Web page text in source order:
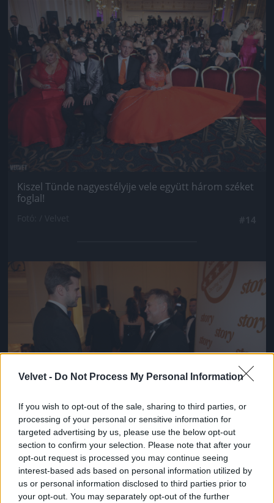
Velvet - Do Not Process My Personal Information
If you wish to opt-out of the sale, sharing to third parties, or
processing of your personal or sensitive information for
targeted advertising by us, please use the below opt-out
section to confirm your selection. Please note that after your
opt-out request is processed you may continue seeing
interest-based ads based on personal information utilized by
us or personal information disclosed to third parties prior to
your opt-out. You may separately opt-out of the further
Jön még kép!
Kiszel Tünde nagyestélyije vele együtt három széket
foglal!
Danny Blue vajon tudja, mire gondol Ómolnár?
Fotó: / Velvet #15